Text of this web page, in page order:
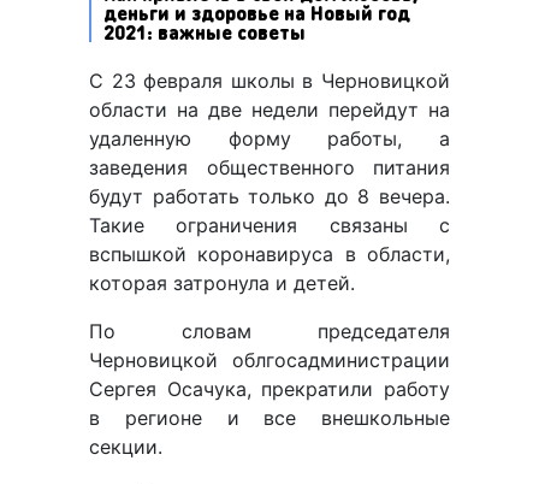
деньги и здоровье на Новый год
2021: важные советы
С 23 февраля школы в Черновицкой
области на две недели перейдут на
удаленную форму работы, а
заведения общественного питания
будут работать только до 8 вечера.
Такие ограничения связаны с
вспышкой коронавируса в области,
которая затронула и детей.
По словам председателя
Черновицкой облгосадминистрации
Сергея Осачука, прекратили работу
в регионе и все внешкольные
секции.